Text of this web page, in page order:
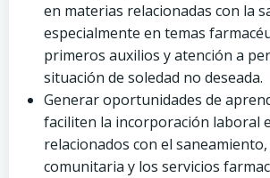
en materias relacionadas con la
especialmente en temas
primeros auxilios y atención a
situación de soledad no deseada.
Generar oportunidades de
faciliten la incorporación laboral
relacionados con el
comunitaria y los servicios